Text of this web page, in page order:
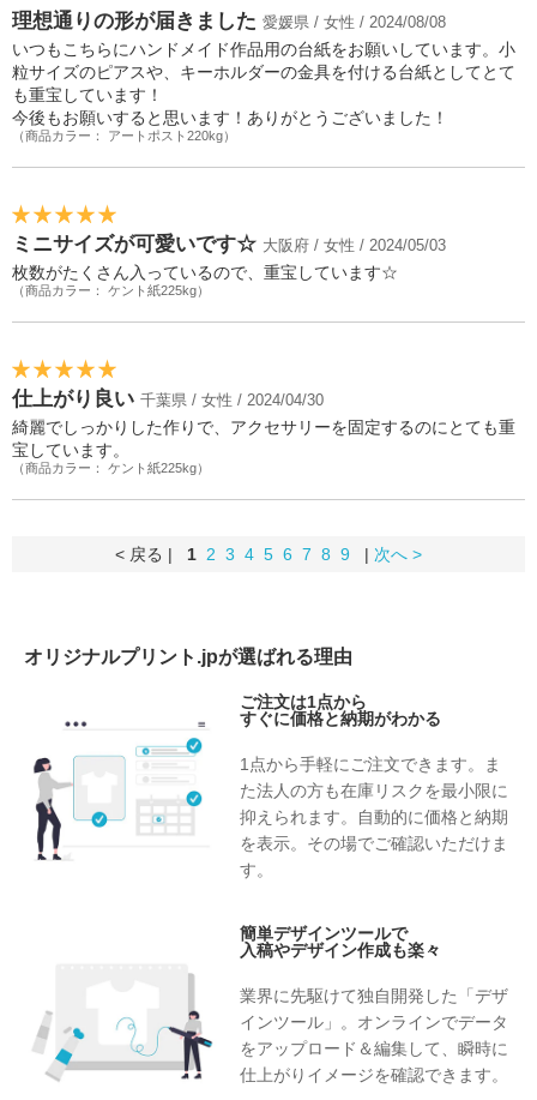
理想通りの形が届きました 愛媛県 / 女性 / 2024/08/08
いつもこちらにハンドメイド作品用の台紙をお願いしています。小
粒サイズのピアスや、キーホルダーの金具を付ける台紙としてとて
も重宝しています！
今後もお願いすると思います！ありがとうございました！
（商品カラー： アートポスト220kg）
ミニサイズが可愛いです☆ 大阪府 / 女性 / 2024/05/03
枚数がたくさん入っているので、重宝しています☆
（商品カラー： ケント紙225kg）
仕上がり良い 千葉県 / 女性 / 2024/04/30
綺麗でしっかりした作りで、アクセサリーを固定するのにとても重
宝しています。
（商品カラー： ケント紙225kg）
< 戻る | 1 2 3 4 5 6 7 8 9 | 次へ >
オリジナルプリント.jpが選ばれる理由
ご注文は1点から
すぐに価格と納期がわかる
1点から手軽にご注文できます。ま
た法人の方も在庫リスクを最小限に
抑えられます。自動的に価格と納期
を表示。その場でご確認いただけま
す。
簡単デザインツールで
入稿やデザイン作成も楽々
業界に先駆けて独自開発した「デザ
インツール」。オンラインでデータ
をアップロード＆編集して、瞬時に
仕上がりイメージを確認できます。